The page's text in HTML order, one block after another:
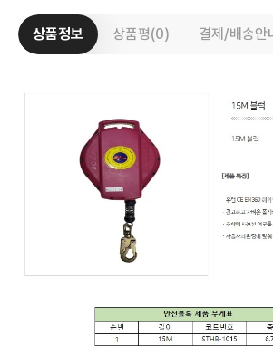
상품정보 상품평(0) 결제/배송안